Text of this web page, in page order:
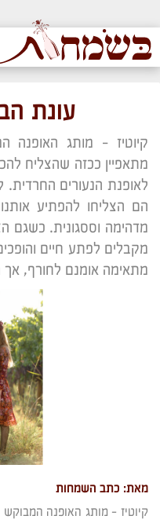
עונת
קיוטיז – מותג האופנה
מתאפיין ככזה שהצליח
לאופנת הנעורים
הם הצליחו להפתיע
מדהימה וססגונית. כשגם
מקבלים לפתע חיים
מתאימה אומנם לחורף, אך
מאת: כתב השמחות
קיוטיז – מותג האופנה המבוקש